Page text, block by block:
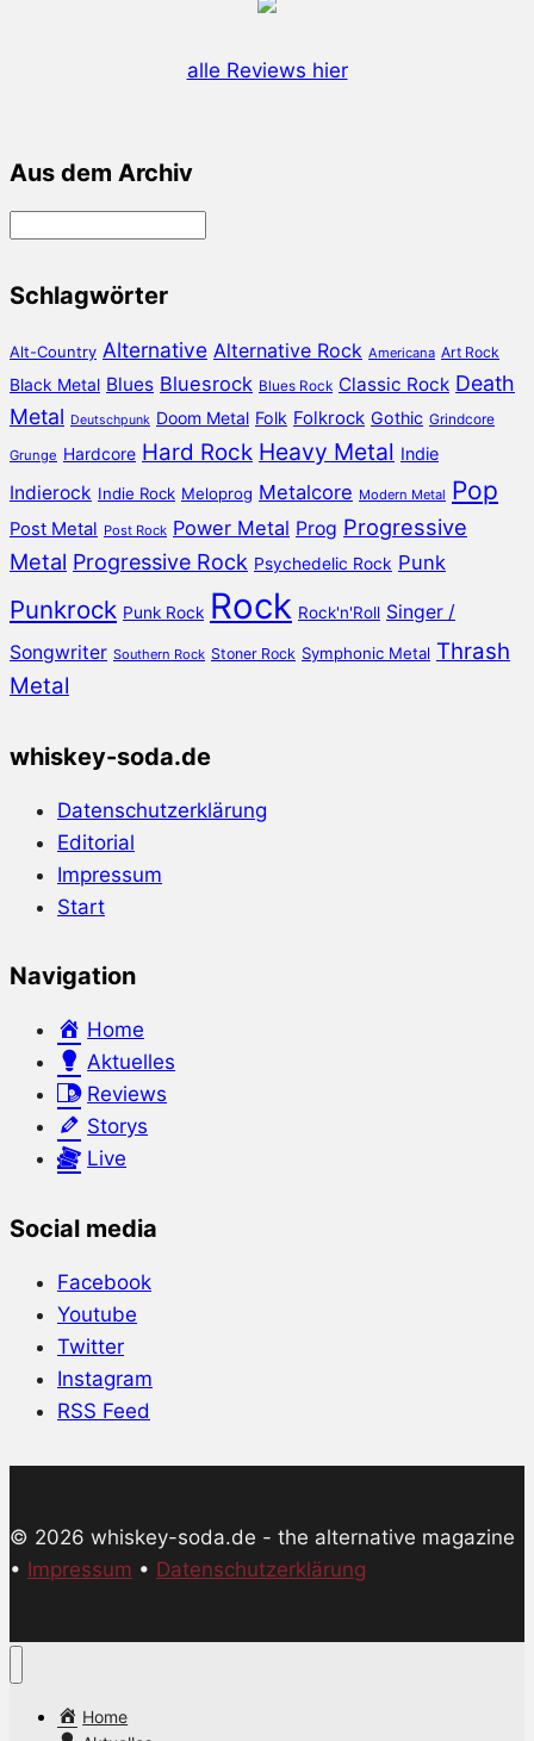
alle Reviews hier
Aus dem Archiv
Archiv
Schlagwörter
Alt-Country Alternative Alternative Rock Americana Art Rock
Black Metal Blues Bluesrock Blues Rock Classic Rock Death
Metal Deutschpunk Doom Metal Folk Folkrock Gothic Grindcore
Grunge Hardcore Hard Rock Heavy Metal Indie
Indierock Indie Rock Meloprog Metalcore Modern Metal Pop
Post Metal Post Rock Power Metal Prog Progressive
Metal Progressive Rock Psychedelic Rock Punk
Punkrock Punk Rock Rock Rock'n'Roll Singer /
Songwriter Southern Rock Stoner Rock Symphonic Metal Thrash
Metal
whiskey-soda.de
Datenschutzerklärung
Editorial
Impressum
Start
Navigation
Home
Aktuelles
Reviews
Storys
Live
Social media
Facebook
Youtube
Twitter
Instagram
RSS Feed
© 2026 whiskey-soda.de - the alternative magazine
• Impressum • Datenschutzerklärung
Home